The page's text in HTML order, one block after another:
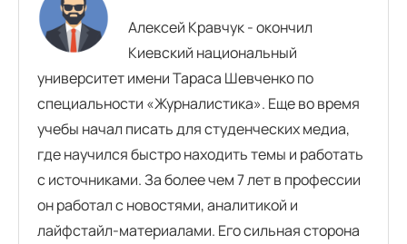
Алексей Кравчук - окончил
Киевский национальный
университет имени Тараса Шевченко по
специальности «Журналистика». Еще во время
учебы начал писать для студенческих медиа,
где научился быстро находить темы и работать
с источниками. За более чем 7 лет в профессии
он работал с новостями, аналитикой и
лайфстайл-материалами. Его сильная сторона